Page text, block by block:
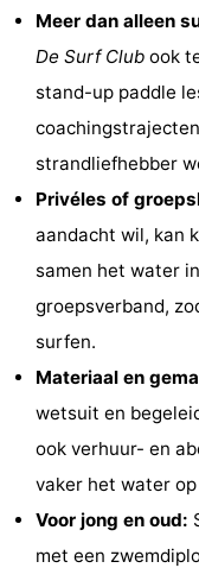
centra
Dorpen
Steden
Natuur
Rondleidingen
Sporten
Zwembaden
Fietsen
Wandelen
-
Paardrijden
Golfbanen
Eten
Ringrijden
Meer dan alleen
De Surf Club ook
stand-up paddle
strandliefhebber
Privéles of
aandacht wil, kan
samen het water
groepsverband,
surfen.
Materiaal en
wetsuit en
ook verhuur- en
vaker het water
Voor jong en oud:
met een